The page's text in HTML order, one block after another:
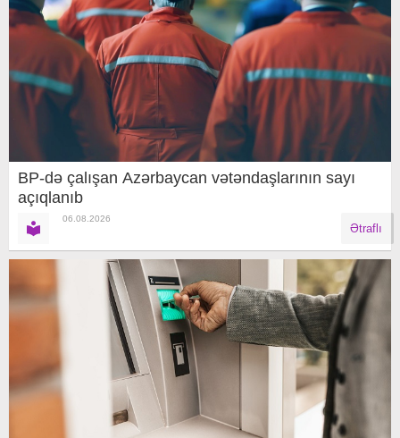
BP-də çalışan Azərbaycan vətəndaşlarının sayı
açıqlanıb
06.08.2026
Ətraflı